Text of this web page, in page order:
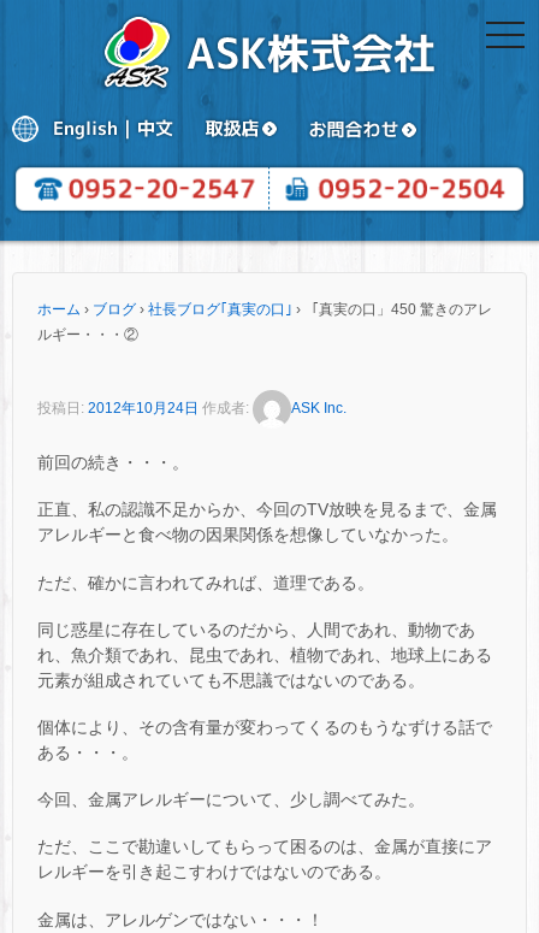
ホーム › ブログ › 社長ブログ｢真実の口｣ ›
「真実の口」450 驚きのアレ
ルギー・・・②
投稿日: 2012年10月24日 作成者: ASK Inc.
前回の続き・・・。
正直、私の認識不足からか、今回のTV放映を見るまで、金属
アレルギーと食べ物の因果関係を想像していなかった。
ただ、確かに言われてみれば、道理である。
同じ惑星に存在しているのだから、人間であれ、動物であ
れ、魚介類であれ、昆虫であれ、植物であれ、地球上にある
元素が組成されていても不思議ではないのである。
個体により、その含有量が変わってくるのもうなずける話で
ある・・・。
今回、金属アレルギーについて、少し調べてみた。
ただ、ここで勘違いしてもらって困るのは、金属が直接にア
レルギーを引き起こすわけではないのである。
金属は、アレルゲンではない・・・！